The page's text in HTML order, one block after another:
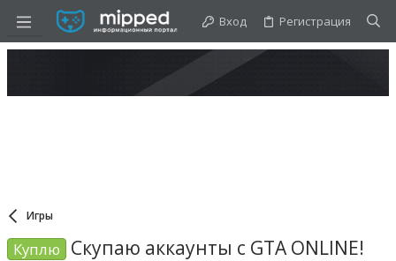
Вход Регистрация
Игры
Куплю Скупаю аккаунты с GTA ONLINE!